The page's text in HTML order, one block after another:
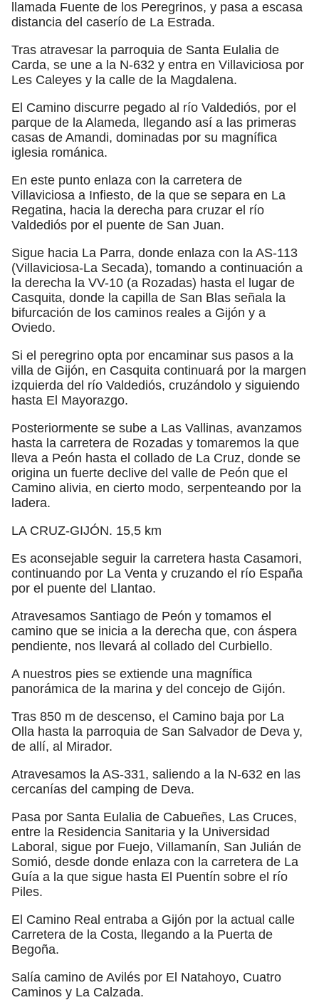
llamada Fuente de los Peregrinos, y pasa a escasa
distancia del caserío de La Estrada.
Tras atravesar la parroquia de Santa Eulalia de
Carda, se une a la N-632 y entra en Villaviciosa por
Les Caleyes y la calle de la Magdalena.
El Camino discurre pegado al río Valdediós, por el
parque de la Alameda, llegando así a las primeras
casas de Amandi, dominadas por su magnífica
iglesia románica.
En este punto enlaza con la carretera de
Villaviciosa a Infiesto, de la que se separa en La
Regatina, hacia la derecha para cruzar el río
Valdediós por el puente de San Juan.
Sigue hacia La Parra, donde enlaza con la AS-113
(Villaviciosa-La Secada), tomando a continuación a
la derecha la VV-10 (a Rozadas) hasta el lugar de
Casquita, donde la capilla de San Blas señala la
bifurcación de los caminos reales a Gijón y a
Oviedo.
Si el peregrino opta por encaminar sus pasos a la
villa de Gijón, en Casquita continuará por la margen
izquierda del río Valdediós, cruzándolo y siguiendo
hasta El Mayorazgo.
Posteriormente se sube a Las Vallinas, avanzamos
hasta la carretera de Rozadas y tomaremos la que
lleva a Peón hasta el collado de La Cruz, donde se
origina un fuerte declive del valle de Peón que el
Camino alivia, en cierto modo, serpenteando por la
ladera.
LA CRUZ-GIJÓN. 15,5 km
Es aconsejable seguir la carretera hasta Casamori,
continuando por La Venta y cruzando el río España
por el puente del Llantao.
Atravesamos Santiago de Peón y tomamos el
camino que se inicia a la derecha que, con áspera
pendiente, nos llevará al collado del Curbiello.
A nuestros pies se extiende una magnífica
panorámica de la marina y del concejo de Gijón.
Tras 850 m de descenso, el Camino baja por La
Olla hasta la parroquia de San Salvador de Deva y,
de allí, al Mirador.
Atravesamos la AS-331, saliendo a la N-632 en las
cercanías del camping de Deva.
Pasa por Santa Eulalia de Cabueñes, Las Cruces,
entre la Residencia Sanitaria y la Universidad
Laboral, sigue por Fuejo, Villamanín, San Julián de
Somió, desde donde enlaza con la carretera de La
Guía a la que sigue hasta El Puentín sobre el río
Piles.
El Camino Real entraba a Gijón por la actual calle
Carretera de la Costa, llegando a la Puerta de
Begoña.
Salía camino de Avilés por El Natahoyo, Cuatro
Caminos y La Calzada.